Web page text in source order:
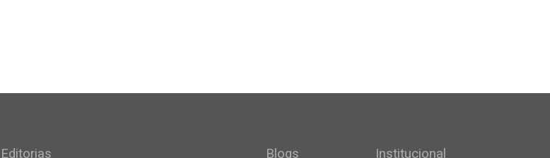
Editorias Blogs Institucional